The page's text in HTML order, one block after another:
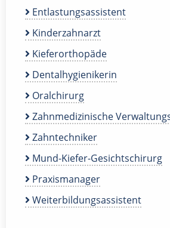
Entlastungsassistent
Kinderzahnarzt
Kieferorthopäde
Dentalhygienikerin
Oralchirurg
Zahnmedizinische
Zahntechniker
Mund-Kiefer-Gesichtschirurg
Praxismanager
Weiterbildungsassistent